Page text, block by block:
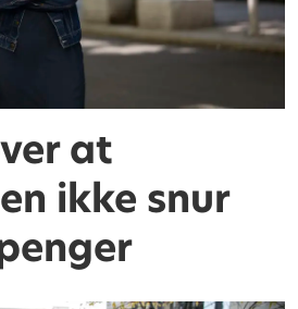
at
ikke snur